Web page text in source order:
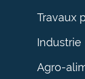
Travaux
Industrie
Agro-